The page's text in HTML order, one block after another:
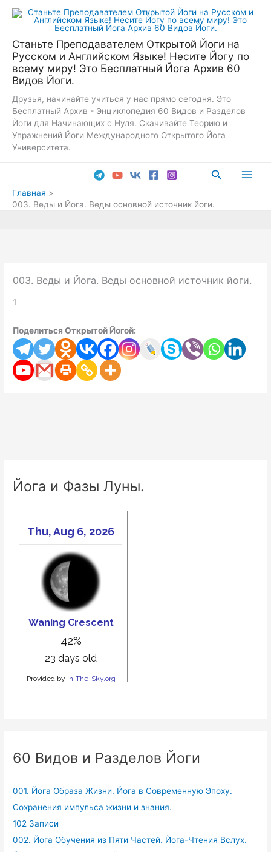
Перейти
Станьте Преподавателем Открытой Йоги на
Русском и Английском Языке! Несите Йогу по
всему миру! Это Бесплатный Йога Архив 60
Видов Йоги.
Друзья, начинайте учиться у нас прямо сегодня. Это
Бесплатный Архив - Энциклопедия 60 Видов и Разделов
Йоги для Начинающих с Нуля. Скачивайте Теорию и
Упражнений Йоги Международного Открытого Йога
Университета.
Поиск
Главная
003. Веды и Йога. Веды основной источник йоги.
003. Веды и Йога. Веды основной источник йоги.
1
Поделиться Открытой Йогой:
Йога и Фазы Луны.
60 Видов и Разделов Йоги
001. Йога Образа Жизни. Йога в Современную Эпоху.
Сохранения импульса жизни и знания.
102 Записи
002. Йога Обучения из Пяти Частей. Йога-Чтения Вслух.